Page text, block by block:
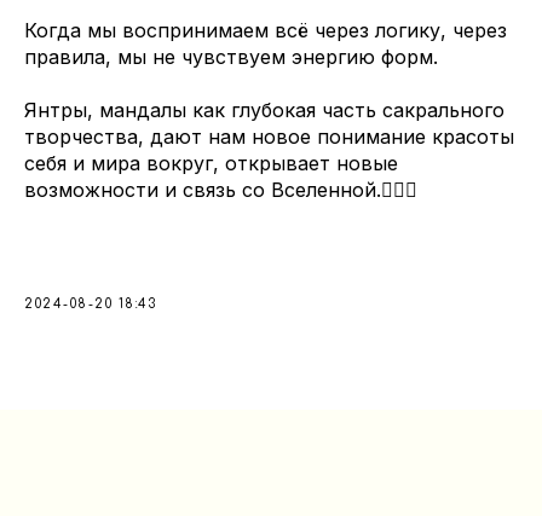
Когда мы воспринимаем всё через логику, через
правила, мы не чувствуем энергию форм.
Янтры, мандалы как глубокая часть сакрального
творчества, дают нам новое понимание красоты
себя и мира вокруг, открывает новые
возможности и связь со Вселенной.💆🏻‍♀️
2024-08-20 18:43